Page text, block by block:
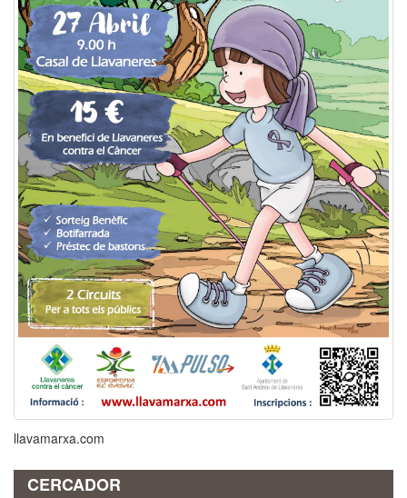
llavamarxa.com
CERCADOR